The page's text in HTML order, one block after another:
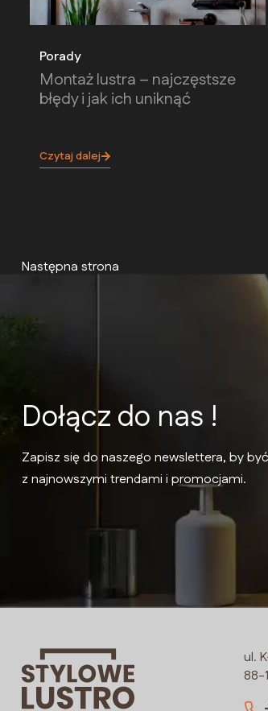
Porady
Montaż lustra – najczęstsze
błędy i jak ich uniknąć
Czytaj dalej
Następna strona
Dołącz do nas !
Zapisz się do naszego newslettera, by
z najnowszymi trendami i promocjami.
ul.
88-